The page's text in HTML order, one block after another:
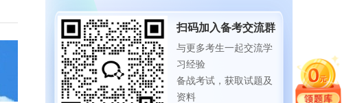
扫码加入备考交流群
与更多考生一起交流学
习经验
备战考试，获取试题及
资料